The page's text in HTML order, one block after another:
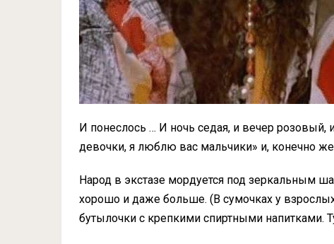
И понеслось … И ночь седая, и вечер
девочки, я люблю вас мальчики» и, конечно
Народ в экстазе мордуется под зеркальным
хорошо и даже больше. (В сумочках у
бутылочки с крепкими спиртными напитками.